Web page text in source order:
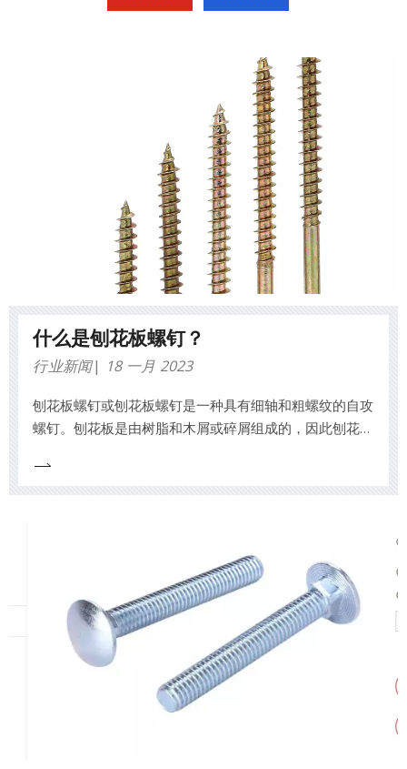
什么是刨花板螺钉？
行业新闻 18 一月 2023
刨花板螺钉或刨花板螺钉是一种具有细轴和粗螺纹的自攻
螺钉。刨花板是由树脂和木屑或碎屑组成的，因此刨花板